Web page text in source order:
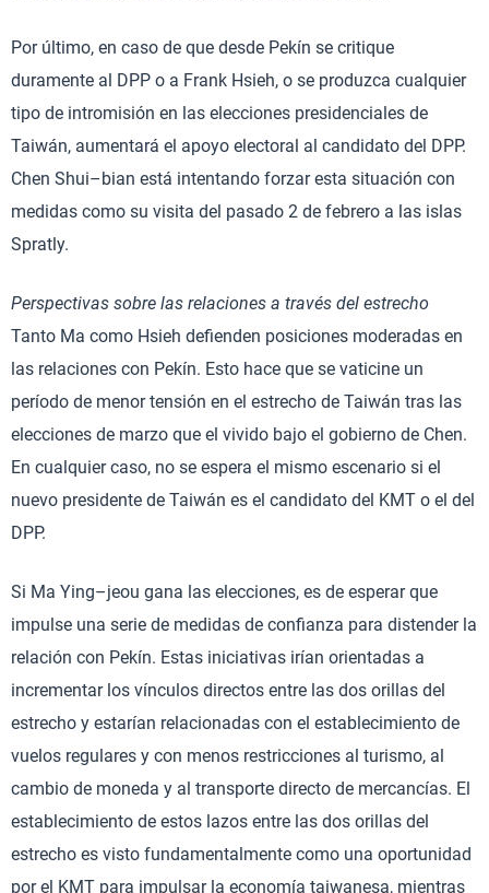
Por último, en caso de que desde Pekín se critique
duramente al DPP o a Frank Hsieh, o se produzca cualquier
tipo de intromisión en las elecciones presidenciales de
Taiwán, aumentará el apoyo electoral al candidato del DPP.
Chen Shui–bian está intentando forzar esta situación con
medidas como su visita del pasado 2 de febrero a las islas
Spratly.
Perspectivas sobre las relaciones a través del estrecho
Tanto Ma como Hsieh defienden posiciones moderadas en
las relaciones con Pekín. Esto hace que se vaticine un
período de menor tensión en el estrecho de Taiwán tras las
elecciones de marzo que el vivido bajo el gobierno de Chen.
En cualquier caso, no se espera el mismo escenario si el
nuevo presidente de Taiwán es el candidato del KMT o el del
DPP.
Si Ma Ying–jeou gana las elecciones, es de esperar que
impulse una serie de medidas de confianza para distender la
relación con Pekín. Estas iniciativas irían orientadas a
incrementar los vínculos directos entre las dos orillas del
estrecho y estarían relacionadas con el establecimiento de
vuelos regulares y con menos restricciones al turismo, al
cambio de moneda y al transporte directo de mercancías. El
establecimiento de estos lazos entre las dos orillas del
estrecho es visto fundamentalmente como una oportunidad
por el KMT para impulsar la economía taiwanesa, mientras